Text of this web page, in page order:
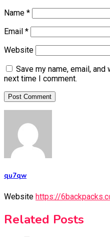
Name *
Email *
Website
Save my name, email,
next time I comment.
qu7qw
Website https://
Related Posts